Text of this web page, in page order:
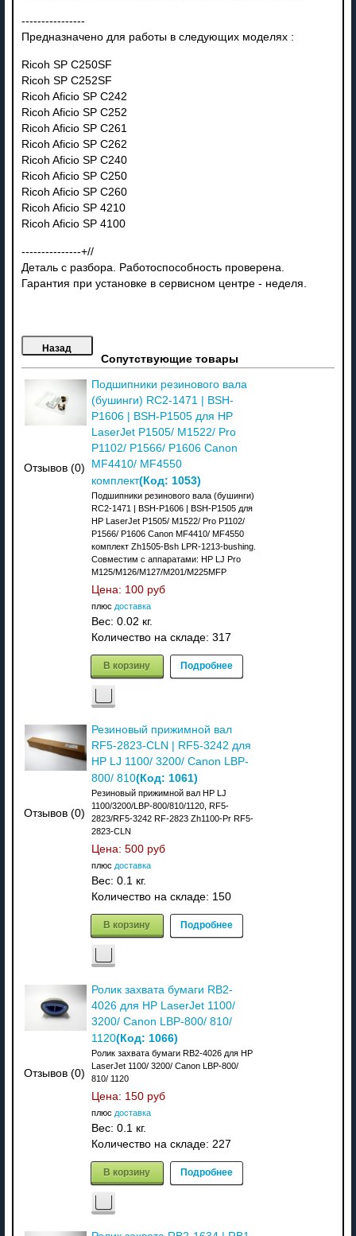
----------------
Предназначено для работы в следующих моделях :
Ricoh SP C250SF
Ricoh SP C252SF
Ricoh Aficio SP C242
Ricoh Aficio SP C252
Ricoh Aficio SP C261
Ricoh Aficio SP C262
Ricoh Aficio SP C240
Ricoh Aficio SP C250
Ricoh Aficio SP C260
Ricoh Aficio SP 4210
Ricoh Aficio SP 4100
---------------+//
Деталь с разбора. Работоспособность проверена.
Гарантия при установке в сервисном центре - неделя.
Сопутствующие товары
Отзывов (0)
Подшипники резинового вала
(бушинги) RC2-1471 | BSH-
P1606 | BSH-P1505 для HP
LaserJet P1505/ M1522/ Pro
P1102/ P1566/ P1606 Canon
MF4410/ MF4550
комплект(Код: 1053)
Подшипники резинового вала (бушинги)
RC2-1471 | BSH-P1606 | BSH-P1505 для
HP LaserJet P1505/ M1522/ Pro P1102/
P1566/ P1606 Canon MF4410/ MF4550
комплект Zh1505-Bsh LPR-1213-bushing.
Совместим с аппаратами: НР LJ Pro
M125/M126/M127/M201/M225MFP
Цена: 100 руб
плюс доставка
Вес: 0.02 кг.
Количество на складе: 317
В корзину Подробнее
Отзывов (0)
Резиновый прижимной вал
RF5-2823-CLN | RF5-3242 для
HP LJ 1100/ 3200/ Canon LBP-
800/ 810(Код: 1061)
Резиновый прижимной вал HP LJ
1100/3200/LBP-800/810/1120, RF5-
2823/RF5-3242 RF-2823 Zh1100-Pr RF5-
2823-CLN
Цена: 500 руб
плюс доставка
Вес: 0.1 кг.
Количество на складе: 150
В корзину Подробнее
Отзывов (0)
Ролик захвата бумаги RB2-
4026 для HP LaserJet 1100/
3200/ Canon LBP-800/ 810/
1120(Код: 1066)
Ролик захвата бумаги RB2-4026 для HP
LaserJet 1100/ 3200/ Canon LBP-800/
810/ 1120
Цена: 150 руб
плюс доставка
Вес: 0.1 кг.
Количество на складе: 227
В корзину Подробнее